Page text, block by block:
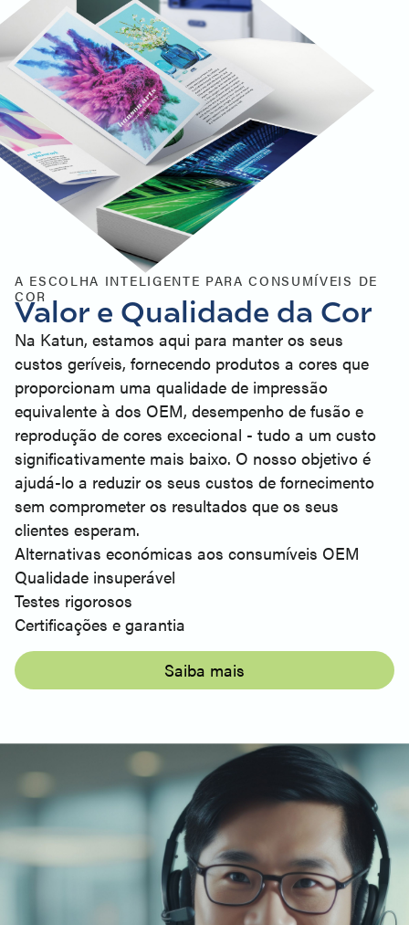
A ESCOLHA INTELIGENTE PARA CONSUMÍVEIS DE
COR
Valor e Qualidade da Cor
Na Katun, estamos aqui para manter os seus
custos geríveis, fornecendo produtos a cores que
proporcionam uma qualidade de impressão
equivalente à dos OEM, desempenho de fusão e
reprodução de cores excecional - tudo a um custo
significativamente mais baixo. O nosso objetivo é
ajudá-lo a reduzir os seus custos de fornecimento
sem comprometer os resultados que os seus
clientes esperam.
Alternativas económicas aos consumíveis OEM
Qualidade insuperável
Testes rigorosos
Certificações e garantia
Saiba mais